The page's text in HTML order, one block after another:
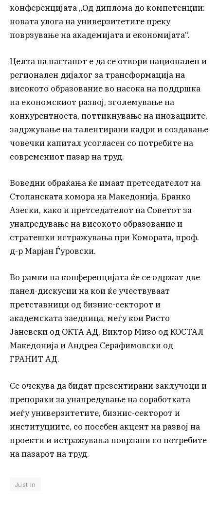
конференцијата „Од диплома до компетенции:
новата улога на универзитетите преку
поврзување на академијата и економијата“.
Целта на настанот е да се отвори национален и
регионален дијалог за трансформација на
високото образование во насока на поддршка
на економскиот развој, зголемување на
конкурентноста, поттикнување на иновациите,
задржување на талентирани кадри и создавање
човечки капитал усогласен со потребите на
современиот пазар на труд.
Воведни обраќања ќе имаат претседателот на
Стопанската комора на Македонија, Бранко
Азески, како и претседателот на Советот за
унапредување на високото образование и
стратешки истражувања при Комората, проф.
д-р Марјан Ѓуровски.
Во рамки на конференцијата ќе се одржат две
панел-дискусии на кои ќе учествуваат
претставници од бизнис-секторот и
академската заедница, меѓу кои Ристо
Јаневски од ОКТА АД, Виктор Мизо од КОСТАЛ
Македонија и Андреа Серафимовски од
ГРАНИТ АД.
Се очекува да бидат презентирани заклучоци и
препораки за унапредување на соработката
меѓу универзитетите, бизнис-секторот и
институциите, со посебен акцент на развој на
проекти и истражувања поврзани со потребите
на пазарот на труд.
Just In